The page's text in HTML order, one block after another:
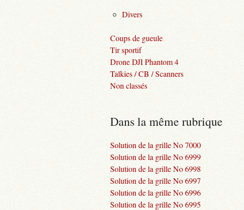
Divers
Coups de gueule
Tir sportif
Drone DJI Phantom 4
Talkies / CB / Scanners
Non classés
Dans la même rubrique
Solution de la grille No 7000
Solution de la grille No 6999
Solution de la grille No 6998
Solution de la grille No 6997
Solution de la grille No 6996
Solution de la grille No 6995